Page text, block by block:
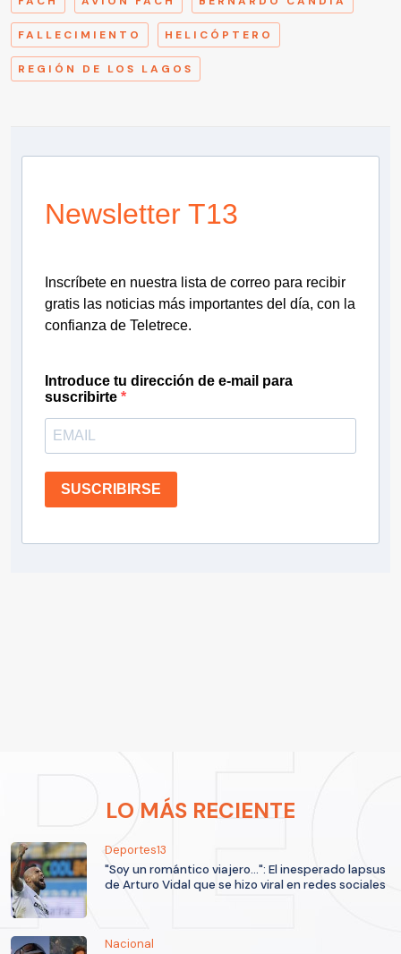
FALLECIMIENTO HELICÓPTERO
REGIÓN DE LOS LAGOS
Newsletter T13
Inscríbete en nuestra lista de correo para recibir
gratis las noticias más importantes del día, con la
confianza de Teletrece.
Introduce tu dirección de e-mail para
suscribirte
SUSCRIBIRSE
LO MÁS RECIENTE
Deportes13
"Soy un romántico viajero...": El inesperado lapsus
de Arturo Vidal que se hizo viral en redes sociales
Nacional